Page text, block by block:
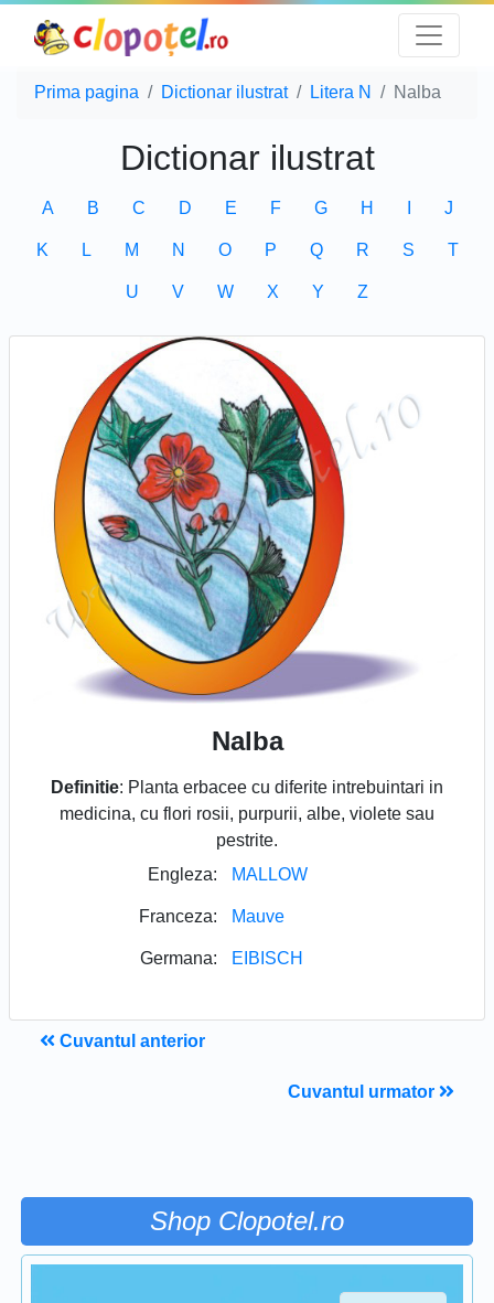
Prima pagina Dictionar ilustrat Litera N Nalba
Dictionar ilustrat
A B C D E F G H J
K L M N O P Q R S T
U V W X Y Z
Nalba
Definitie: Planta erbacee cu diferite intrebuintari in
medicina, cu flori rosii, purpurii, albe, violete sau
pestrite.
Engleza:
MALLOW
Franceza: Mauve
Germana: EIBISCH
Cuvantul anterior
Cuvantul urmator
Shop Clopotel.ro